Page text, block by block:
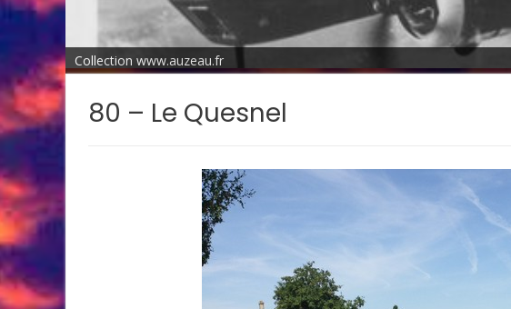
Collection www.auzeau.fr
80 – Le Quesnel